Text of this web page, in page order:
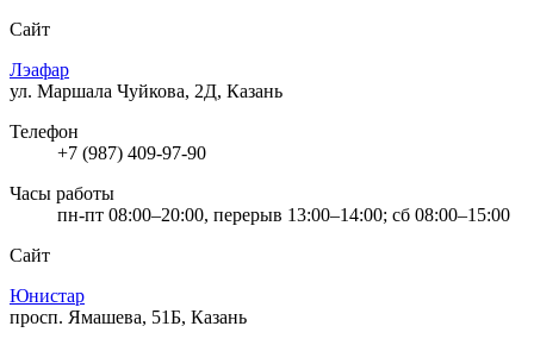
Сайт
Лэафар
ул. Маршала Чуйкова, 2Д, Казань
Телефон
+7 (987) 409-97-90
Часы работы
пн-пт 08:00–20:00, перерыв 13:00–14:00; сб 08:00–15:00
Сайт
Юнистар
просп. Ямашева, 51Б, Казань